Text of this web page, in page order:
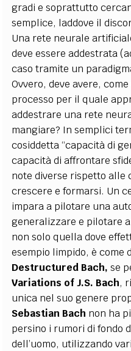
gradi e soprattutto
semplice, laddove il
Una rete neurale
deve essere addestrata
caso tramite un
Ovvero, deve avere,
processo per il quale
addestrare una rete
mangiare? In semplici
cosiddetta “capacità di
capacità di affrontare
note diverse rispetto alle
crescere e formarsi. Un
impara a pilotare una
generalizzare e pilotare
non solo quella dove
esempio limpido, è come
Destructured Bach, se
Variations of J.S. Bach,
unica nel suo genere
Sebastian Bach non ha
persino i rumori di fondo
dell’uomo, utilizzando